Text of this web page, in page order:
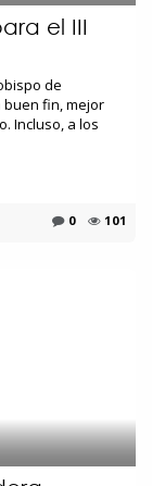
el III
de
buen fin, mejor
Incluso, a los
0 101